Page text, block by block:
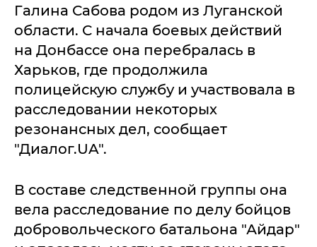
Галина Сабова родом из Луганской
области. С начала боевых действий
на Донбассе она перебралась в
Харьков, где продолжила
полицейскую службу и участвовала в
расследовании некоторых
резонансных дел, сообщает
"Диалог.UA".
В составе следственной группы она
вела расследование по делу бойцов
добровольческого батальона "Айдар"